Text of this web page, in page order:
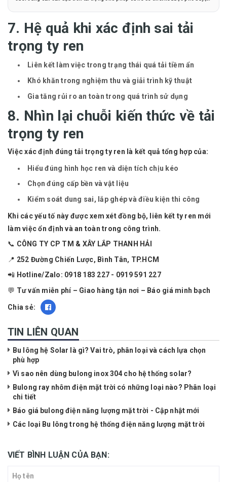
7. Hệ quả khi xác định sai tải
trọng ty ren
Liên kết làm việc trong trạng thái quá tải tiềm ẩn
Khó khăn trong nghiệm thu và giải trình kỹ thuật
Gia tăng rủi ro an toàn trong quá trình sử dụng
8. Nhìn lại chuỗi kiến thức về tải
trọng ty ren
Việc xác định đúng tải trọng ty ren là kết quả tổng hợp của:
Hiểu đúng hình học ren và diện tích chịu kéo
Chọn đúng cấp bền và vật liệu
Kiểm soát dung sai, lắp ghép và điều kiện thi công
Khi các yếu tố này được xem xét đồng bộ, liên kết ty ren mới
làm việc ổn định và an toàn trong công trình.
📞 CÔNG TY CP TM & XÂY LẮP THANH HẢI
📍 252 Đường Chiến Lược, Bình Tân, TP.HCM
📲 Hotline/Zalo: 0918 183 227 - 0919 591 227
💬 Tư vấn miễn phí – Giao hàng tận nơi – Báo giá minh bạch
Chia sẻ:
TIN LIÊN QUAN
Bu lông hệ Solar là gì? Vai trò, phân loại và cách lựa chọn
phù hợp
Vì sao nên dùng bulong inox 304 cho hệ thống solar?
Bulong ray nhôm điện mặt trời có những loại nào? Phân loại
chi tiết
Báo giá bulong điện năng lượng mặt trời - Cập nhật mới
Các loại Bu lông trong hệ thống điện năng lượng mặt trời
VIẾT BÌNH LUẬN CỦA BẠN: